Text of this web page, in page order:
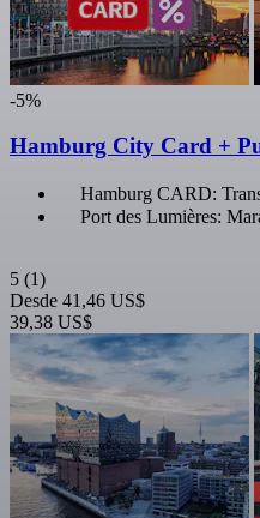
-5%
Hamburg City Card +
Hamburg CARD:
Port des Lumières:
5 (1)
Desde 41,46 US$
39,38 US$